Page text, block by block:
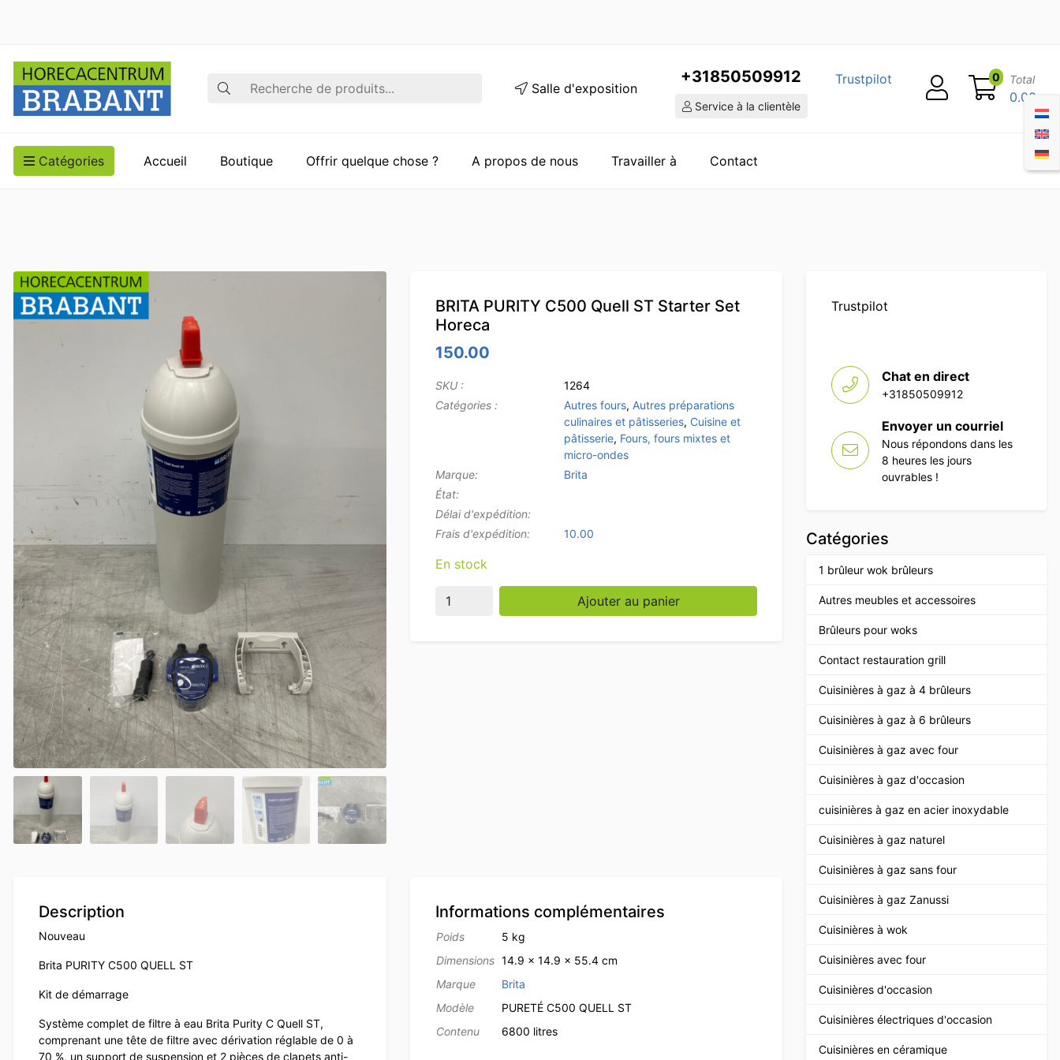
Recherche Salle d'exposition
+31850509912
Service à la clientèle
Trustpilot 0 Total
0.00
Catégories Accueil Boutique Offrir quelque chose ? A propos de nous Travailler à Contact
BRITA PURITY C500 Quell ST Starter Set
Horeca
150.00
SKU :
1264
Catégories :
Autres fours, Autres préparations
culinaires et pâtisseries, Cuisine et
pâtisserie, Fours, fours mixtes et
micro-ondes
Marque:
Brita
État:
Délai d'expédition:
Frais d'expédition:
10.00
En stock
quantité de BRITA PURITY C500 Quell ST Starter Set Horeca
Ajouter au panier
Description
Nouveau
Brita PURITY C500 QUELL ST
Kit de démarrage
Système complet de filtre à eau Brita Purity C Quell ST,
comprenant une tête de filtre avec dérivation réglable de 0 à
70 %, un support de suspension et 2 pièces de clapets anti-
Informations complémentaires
Poids
5 kg
Dimensions 14.9 × 14.9 × 55.4 cm
Marque
Brita
Modèle
PURETÉ C500 QUELL ST
Contenu
6800 litres
Trustpilot
Chat en direct
+31850509912
Envoyer un courriel
Nous répondons dans les
8 heures les jours
ouvrables !
Catégories
1 brûleur wok brûleurs
Autres meubles et accessoires
Brûleurs pour woks
Contact restauration grill
Cuisinières à gaz à 4 brûleurs
Cuisinières à gaz à 6 brûleurs
Cuisinières à gaz avec four
Cuisinières à gaz d'occasion
cuisinières à gaz en acier inoxydable
Cuisinières à gaz naturel
Cuisinières à gaz sans four
Cuisinières à gaz Zanussi
Cuisinières à wok
Cuisinières avec four
Cuisinières d'occasion
Cuisinières électriques d'occasion
Cuisinières en céramique